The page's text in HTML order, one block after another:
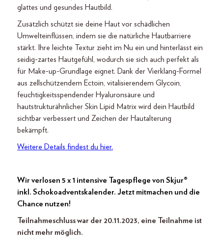
glattes und gesundes Hautbild.
Zusätzlich schützt sie deine Haut vor schädlichen
Umwelteinflüssen, indem sie die natürliche Hautbarriere
stärkt. Ihre leichte Textur zieht im Nu ein und hinterlässt ein
seidig-zartes Hautgefühl, wodurch sie sich auch perfekt als
für Make-up-Grundlage eignet. Dank der Vierklang-Formel
aus zellschützendem Ectoin, vitalisierendem Glycoin,
feuchtigkeitsspendender Hyaluronsäure und
hautstrukturähnlicher Skin Lipid Matrix wird dein Hautbild
sichtbar verbessert und Zeichen der Hautalterung
bekämpft.
Weitere Details findest du hier.
Wir verlosen 5 x 1 intensive Tagespflege von Skjur®
inkl. Schokoadventskalender. Jetzt mitmachen und die
Chance nutzen!
Teilnahmeschluss war der 20.11.2023, eine Teilnahme ist
nicht mehr möglich.